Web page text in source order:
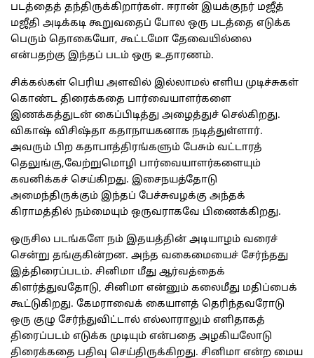
படத்தைத் தந்திருக்கிறார்கள். ஈரான் இயக்குநர் மஜீத்
மஜீதி அடிக்கடி கூறுவதைப் போல ஒரு படத்தை எடுக்க
பெரும் தொகையோ, கூட்டமோ தேவையில்லை
என்பதற்கு இந்தப் படம் ஒரு உதாரணம்.
சிக்கல்கள் பெரிய அளவில் இல்லாமல் எளிய முடிச்சுகள்
கொண்ட திரைக்கதை பார்வையாளர்களை
இணக்கத்துடன் கைப்பிடித்து அழைத்துச் செல்கிறது.
விகாஷ் விசிஷ்தா கதாநாயகனாக நடித்துள்ளார்.
அவரும் பிற கதாபாத்திரங்களும் பேசும் வட்டாரத்
தெலுங்கு,வேற்றுமொழி பார்வையாளர்களையும்
கவனிக்கச் செய்கிறது. இசைநயத்தோடு
அமைந்திருக்கும் இந்தப் பேச்சுவழக்கு அந்தக்
கிராமத்தில் நம்மையும் ஒருவராகவே பிணைக்கிறது.
ஒருசில படங்களே நம் இதயத்தின் அடியாழம் வரைச்
சென்று தங்குகின்றன. அந்த வகைமையைச் சேர்ந்தது
இத்திரைப்படம். சினிமா மீது ஆர்வத்தைக்
கிளர்த்துவதோடு, சினிமா என்னும் கலைமீது மதிப்பைக்
கூட்டுகிறது. கேமராவைக் கையாளத் தெரிந்தவரோடு
ஒரு குழு சேர்ந்துவிட்டால் எல்லாராலும் எளிதாகத்
திரைப்படம் எடுக்க முடியும் என்பதை அழகியலோடு
திரைக்கதை பதிவு செய்திருக்கிறது. சினிமா என்ற மைய